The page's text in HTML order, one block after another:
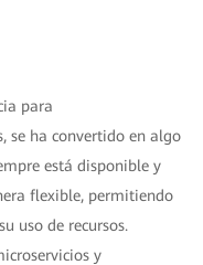
para
se ha convertido en algo
está disponible y
flexible, permitiendo
uso de recursos.
y